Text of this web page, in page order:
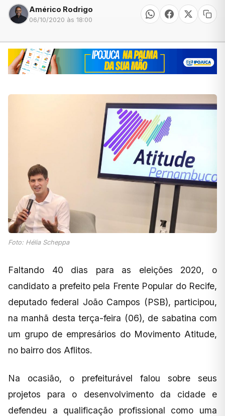
Américo Rodrigo
06/10/2020 às 18:00
Foto: Hélia Scheppa
Faltando 40 dias para as eleições 2020, o
candidato a prefeito pela Frente Popular do Recife,
deputado federal João Campos (PSB), participou,
na manhã desta terça-feira (06), de sabatina com
um grupo de empresários do Movimento Atitude,
no bairro dos Aflitos.
Na ocasião, o prefeiturável falou sobre seus
projetos para o desenvolvimento da cidade e
defendeu a qualificação profissional como uma